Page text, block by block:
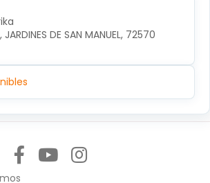
DE SAN MANUEL, 72570